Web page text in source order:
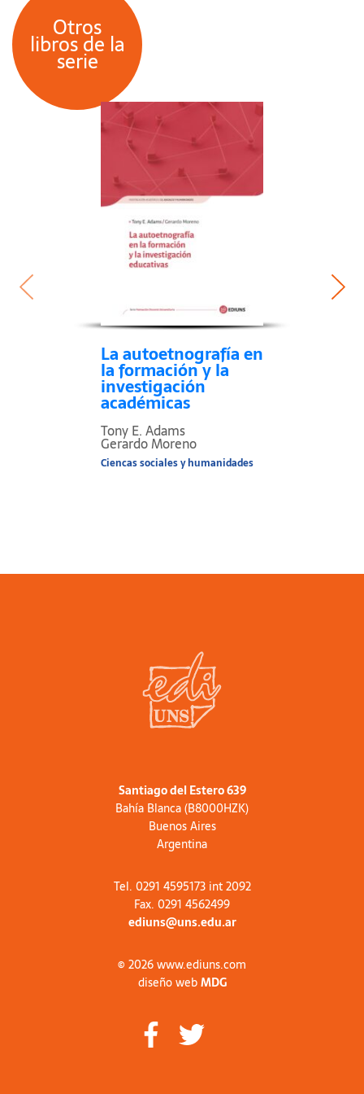
Teoría y Crítica, Universidad de los Andes
(Colombia), entre otras.
Otros
libros de la
serie
La autoetnografía en
la formación y la
investigación
académicas
Tony E. Adams
Gerardo Moreno
Ciencas sociales y humanidades
Santiago del Estero 639
Bahía Blanca (B8000HZK)
Buenos Aires
Argentina
Tel. 0291 4595173 int 2092
Fax. 0291 4562499
ediuns@uns.edu.ar
© 2026 www.ediuns.com
diseño webMDG